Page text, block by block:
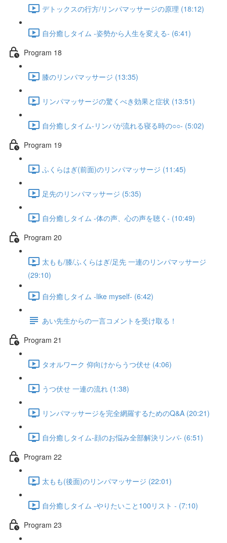
デトックスの行方/リンパマッサージの原理 (18:12)
自分癒しタイム -姿勢から人生を変える- (6:41)
Program 18
膝のリンパマッサージ (13:35)
リンパマッサージの驚くべき効果と症状 (13:51)
自分癒しタイム-リンパが流れる寝る時の○○- (5:02)
Program 19
ふくらはぎ(前面)のリンパマッサージ (11:45)
足先のリンパマッサージ (5:35)
自分癒しタイム -体の声、心の声を聴く- (10:49)
Program 20
太もも/膝/ふくらはぎ/足先 一連のリンパマッサージ
(29:10)
自分癒しタイム -like myself- (6:42)
あい先生からの一言コメントを受け取る！
Program 21
タオルワーク 仰向けからうつ伏せ (4:06)
うつ伏せ 一連の流れ (1:38)
リンパマッサージを完全網羅するためのQ&A (20:21)
自分癒しタイム-顔のお悩み全部解決リンパ- (6:51)
Program 22
太もも(後面)のリンパマッサージ (22:01)
自分癒しタイム -やりたいこと100リスト - (7:10)
Program 23